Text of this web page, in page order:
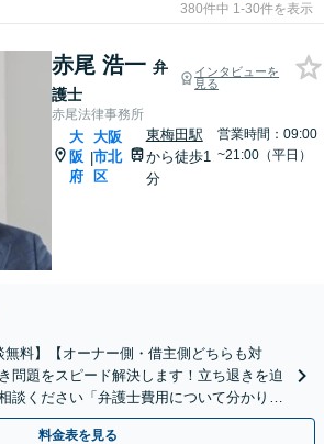
380件中 1-30件を表示
赤尾 浩一 弁
護士
インタビューを
見る
赤尾法律事務所
大
阪
府
|
大阪
市北
区
東梅田駅
から徒歩1
分
営業時間：09:00
~21:00（平日）
無料】【オーナー側・借主側どちらも対
問題をスピード解決します！立ち退きを迫
談ください「弁護士費用について分かりや
談可】【ビデオ面談対応】
料金表を見る